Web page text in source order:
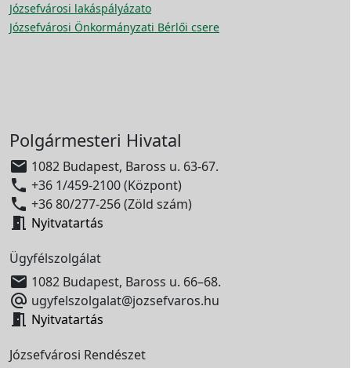
Józsefvárosi lakáspályázato
Józsefvárosi Önkormányzati Bérlői csere
Polgármesteri Hivatal
 1082 Budapest, Baross u. 63-67.
 +36 1/459-2100 (Központ)
 +36 80/277-256 (Zöld szám)
 Nyitvatartás
Ügyfélszolgálat
 1082 Budapest, Baross u. 66–68.
 ugyfelszolgalat@jozsefvaros.hu
 Nyitvatartás
Józsefvárosi Rendészet